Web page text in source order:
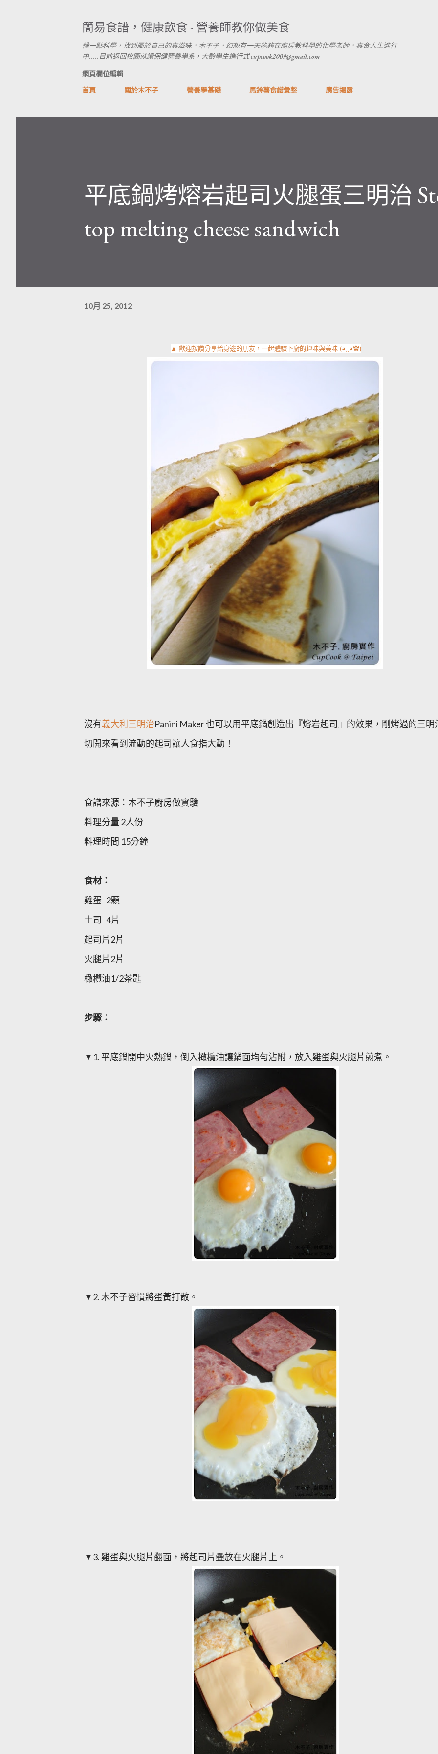
簡易食譜，健康飲食 - 營養師教你做美食
懂一點科學，找到屬於自己的真滋味。木不子，幻想有一天能夠在廚房教科學的化學老師。真食人生進行
中.....目前返回校園就讀保健營養學系，大齡學生進行式 cupcook2009@gmail.com
網頁欄位編輯
首頁
關於木不子 營養學基礎 馬鈴薯食譜彙整 廣告揭露
平底鍋烤熔岩起司火腿蛋三明治
top melting cheese sandwich
10月 25, 2012
▲ 歡迎按讚分享給身邊的朋友，一起體驗下廚的趣味與美味 (◕‿◕✿)
沒有義大利三明治Panini Maker 也可以用平底鍋創造出『熔岩起司』的效果，剛烤過的三明
切開來看到流動的起司讓人食指大動！
食譜來源：木不子廚房做實驗
料理分量 2人份
料理時間 15分鐘
食材：
雞蛋 2顆
土司 4片
起司片2片
火腿片2片
橄欖油1/2茶匙
步驟：
▼1. 平底鍋開中火熱鍋，倒入橄欖油讓鍋面均勻沾附，放入雞蛋與火腿片煎煮。
▼ 2.木不子習慣將蛋黃打散。
▼3.雞蛋與火腿片翻面，將起司片疊放在火腿片上。